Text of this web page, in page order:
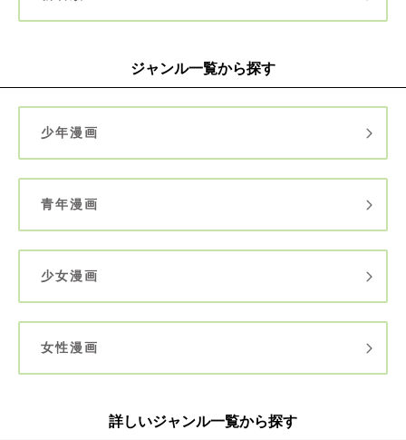
ジャンル一覧から探す
少年漫画
青年漫画
少女漫画
女性漫画
詳しいジャンル一覧から探す